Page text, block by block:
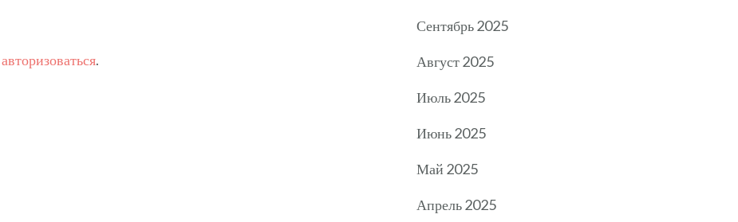
авторизоваться.
Сентябрь 2025
Август 2025
Июль 2025
Июнь 2025
Май 2025
Апрель 2025